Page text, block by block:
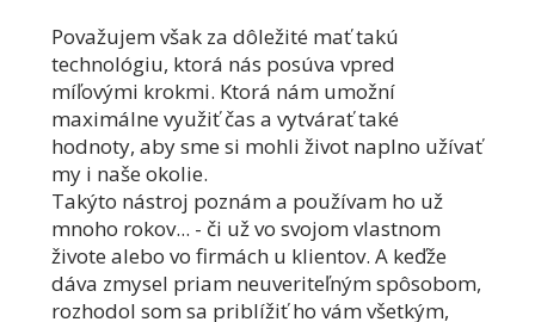
Považujem však za dôležité mať takú
technológiu, ktorá nás posúva vpred
míľovými krokmi. Ktorá nám umožní
maximálne využiť čas a vytvárať také
hodnoty, aby sme si mohli život naplno užívať
my i naše okolie.
Takýto nástroj poznám a používam ho už
mnoho rokov... - či už vo svojom vlastnom
živote alebo vo firmách u klientov. A keďže
dáva zmysel priam neuveriteľným spôsobom,
rozhodol som sa priblížiť ho vám všetkým,